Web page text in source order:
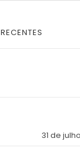
RECENTES
31 de